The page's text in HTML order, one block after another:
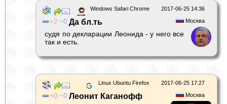
2017-06-25 14:36
Windows Safari Chrome
Москва
2 0 Да бл.ть
судя по декларации Леонида - у него все
так и есть.
2017-06-25 17:27
Linux Ubuntu Firefox
Москва
0 0 Леонит Каганофф